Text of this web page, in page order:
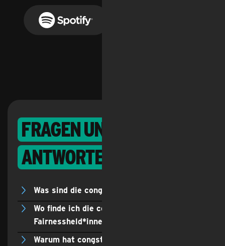
Fragen und
Antworten
Was sind die congstar Fairnessheld*innen?
Wo finde ich die congstar
Fairnessheld*innen?
Warum hat congstar die Fairnessheld*innen